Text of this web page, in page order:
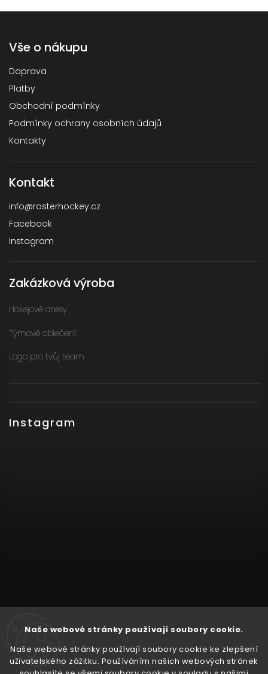
Naše webové stránky používají soubory cookie.
Naše webové stránky používají soubory cookie ke zlepšení
uživatelského zážitku. Používáním našich webových stránek
Vše o nákupu
Doprava
Platby
Obchodní podmínky
Podmínky ochrany osobních údajů
Kontakty
Kontakt
info@rosterhockey.cz
Facebook
Instagram
Zakázková výroba
Hokejové dresy
Týmové oblečení
Logo pro tvůj team
Instagram